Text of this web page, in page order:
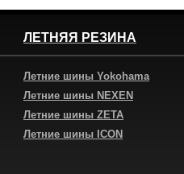
ЛЕТНЯЯ РЕЗИНА
Летние шины Yokohama
Летние шины NEXEN
Летние шины ZETA
Летние шины ICON